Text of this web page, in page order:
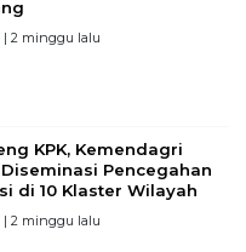
| 2 minggu lalu
KPK, Kemendagri
Pencegahan
di 10 Klaster Wilayah
| 2 minggu lalu